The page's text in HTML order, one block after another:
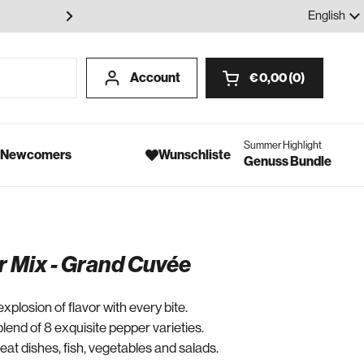
100% Gewürze - OhneLanguage
English
Account Open cart
€ 0,00 0
Newcomers Wunschliste
Summer Highlight
Genuss Bundle
Mix - Grand Cuvée
of flavor with every bite.
of 8 exquisite pepper varieties.
dishes, fish, vegetables and salads.